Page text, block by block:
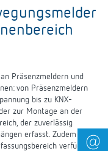
Präsenzmeldern und
von Präsenzmeldern
bis zu KNX-
zur Montage an der
der zuverlässig
erfasst. Zudem sind
verfügbar.